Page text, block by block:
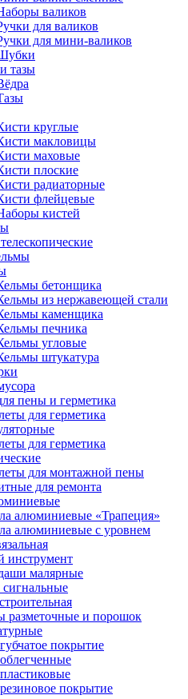
валиков
для валиков
для мини-валиков
тазы
круглые
макловицы
маховые
плоские
радиаторные
флейцевые
кистей
бетонщика
из нержавеющей стали
каменщика
печника
угловые
штукатура
пены и герметика
для герметика
для герметика
для монтажной пены
для ремонта
алюминиевые «Трапеция»
алюминиевые с уровнем
инструмент
малярные
и порошок
покрытие
покрытие